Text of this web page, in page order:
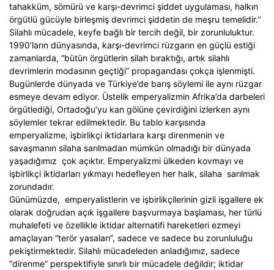
tahakküm, sömürü ve karşı-devrimci şiddet uygulaması, halkın
örgütlü gücüyle birleşmiş devrimci şiddetin de meşru temelidir.’’
Silahlı mücadele, keyfe bağlı bir tercih değil, bir zorunluluktur.
1990’ların dünyasında, karşı-devrimci rüzgarın en güçlü estiği
zamanlarda, “bütün örgütlerin silah bıraktığı, artık silahlı
devrimlerin modasının geçtiği” propagandası çokça işlenmişti.
Bugünlerde dünyada ve Türkiye’de barış söylemi ile aynı rüzgar
esmeye devam ediyor. Üstelik emperyalizmin Afrika’da darbeleri
örgütlediği, Ortadoğu’yu kan gölüne çevirdiğini izlerken aynı
söylemler tekrar edilmektedir. Bu tablo karşısında
emperyalizme, işbirlikçi iktidarlara karşı direnmenin ve
savaşmanın silaha sarılmadan mümkün olmadığı bir dünyada
yaşadığımız çok açıktır. Emperyalizmi ülkeden kovmayı ve
işbirlikçi iktidarları yıkmayı hedefleyen her halk, silaha sarılmak
zorundadır.
Günümüzde, emperyalistlerin ve işbirlikçilerinin gizli işgallere ek
olarak doğrudan açık işgallere başvurmaya başlaması, her türlü
muhalefeti ve özellikle iktidar alternatifi hareketleri ezmeyi
amaçlayan “terör yasaları”, sadece ve sadece bu zorunluluğu
pekiştirmektedir. Silahlı mücadeleden anladığımız, sadece
“direnme” perspektifiyle sınırlı bir mücadele değildir; iktidar